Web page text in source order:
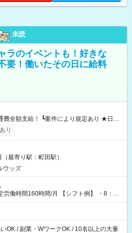
未読
ラのイベントも！好きな
要！働いたその日に給料
┗働いたその日に現金GET♪ お仕事後はコ
引き落とせます！ 【試用期間】試
り
最寄り駅：町田駅）
ウッズ
時間/月 【シフト例】 ・8：00
OK / 副業・WワークOK / 10名以上の大量